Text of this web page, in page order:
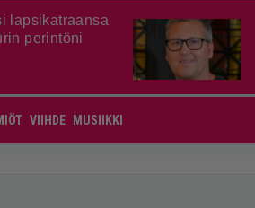
lapsikatraansa
perintöni
VIIHDE MUSIIKKI